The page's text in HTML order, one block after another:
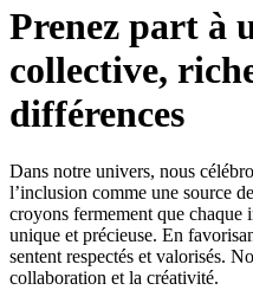
Prenez part à
collective,
différences
Dans notre univers, nous
l’inclusion comme une source
croyons fermement que
unique et précieuse. En
sentent respectés et valorisés.
collaboration et la créativité.